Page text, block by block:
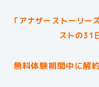
「アナザーストーリー
ストの31
無料体験期間中に解